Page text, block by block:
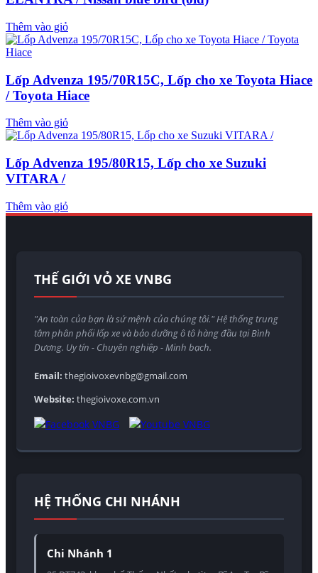
Thêm vào giỏ
Lốp Advenza 195/70R15C, Lốp cho xe Toyota Hiace
/ Toyota Hiace
Thêm vào giỏ
Lốp Advenza 195/80R15, Lốp cho xe Suzuki
VITARA /
Thêm vào giỏ
THẾ GIỚI VỎ XE VNBG
"An toàn của bạn là sứ mệnh của chúng tôi." Hệ thống trung
tâm phân phối lốp xe và bảo dưỡng ô tô hàng đầu tại Bình
Dương. Uy tín - Chuyên nghiệp - Minh bạch.
Email: thegioivoxevnbg@gmail.com
Website: thegioivoxe.com.vn
HỆ THỐNG CHI NHÁNH
Chi Nhánh 1